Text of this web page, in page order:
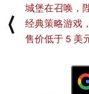
⟨
城堡在召唤，
经典策略游戏
售价低于 5 美